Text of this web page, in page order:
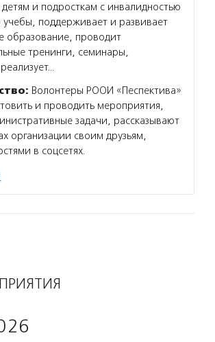
и подросткам с инвалидностью
учебы, поддерживает и развивает
образование, проводит
тренинги, семинары,
Волонтеры РООИ «Песпектива»
и проводить мероприятия,
задачи, рассказывают
организации своим друзьям,
в соцсетях.